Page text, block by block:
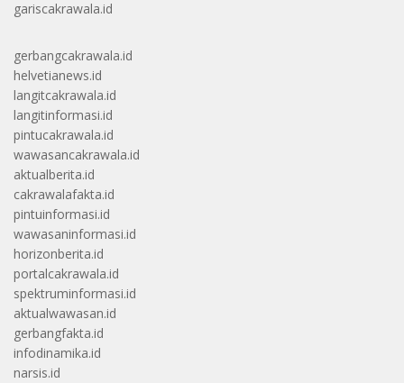
gariscakrawala.id
gerbangcakrawala.id
helvetianews.id
langitcakrawala.id
langitinformasi.id
pintucakrawala.id
wawasancakrawala.id
aktualberita.id
cakrawalafakta.id
pintuinformasi.id
wawasaninformasi.id
horizonberita.id
portalcakrawala.id
spektruminformasi.id
aktualwawasan.id
gerbangfakta.id
infodinamika.id
narsis.id